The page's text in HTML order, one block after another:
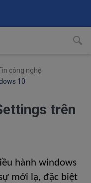
công nghệ
10
trên
hành windows
mới lạ, đặc biệt